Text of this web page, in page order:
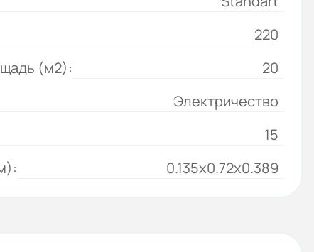
220
(м2):
20
Электричество
15
0.135x0.72x0.389